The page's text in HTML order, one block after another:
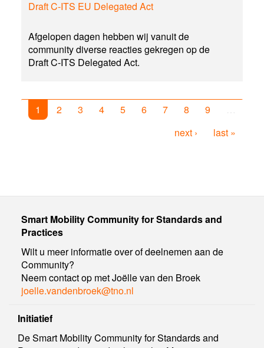
Draft C-ITS EU Delegated Act
Afgelopen dagen hebben wij vanuit de
community diverse reacties gekregen op de
Draft C-ITS Delegated Act.
1 2 3 4 5 6 7 8 9
…
next ›
last »
Smart Mobility Community for Standards and
Practices
Wilt u meer informatie over of deelnemen aan de
Community?
Neem contact op met Joëlle van den Broek
joelle.vandenbroek@tno.nl
Initiatief
De Smart Mobility Community for Standards and